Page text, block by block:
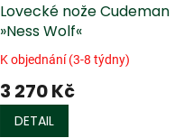
Lovecké nože Cudeman
»Ness Wolf«
K objednání (3-8 týdny)
3 270 Kč
DETAIL